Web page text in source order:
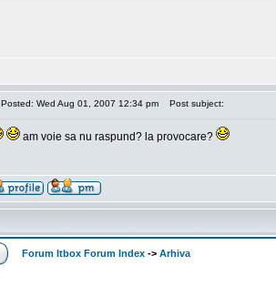
Posted: Wed Aug 01, 2007 12:34 pm Post subject:
am voie sa nu raspund? la provocare?
Forum Itbox Forum Index -> Arhiva